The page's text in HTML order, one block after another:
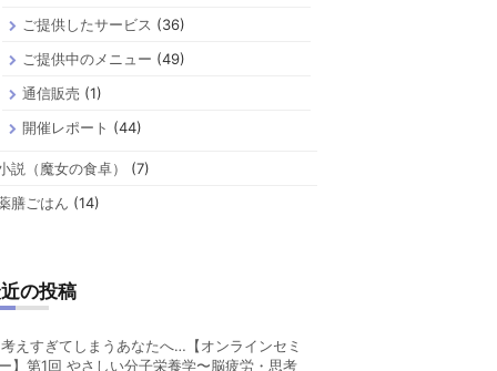
ご提供したサービス (36)
ご提供中のメニュー (49)
通信販売 (1)
開催レポート (44)
説（魔女の食卓）
(7)
膳ごはん (14)
の投稿
考えすぎてしまうあなたへ…【オンラインセミ
】第1回 やさしい分子栄養学〜脳疲労・思考